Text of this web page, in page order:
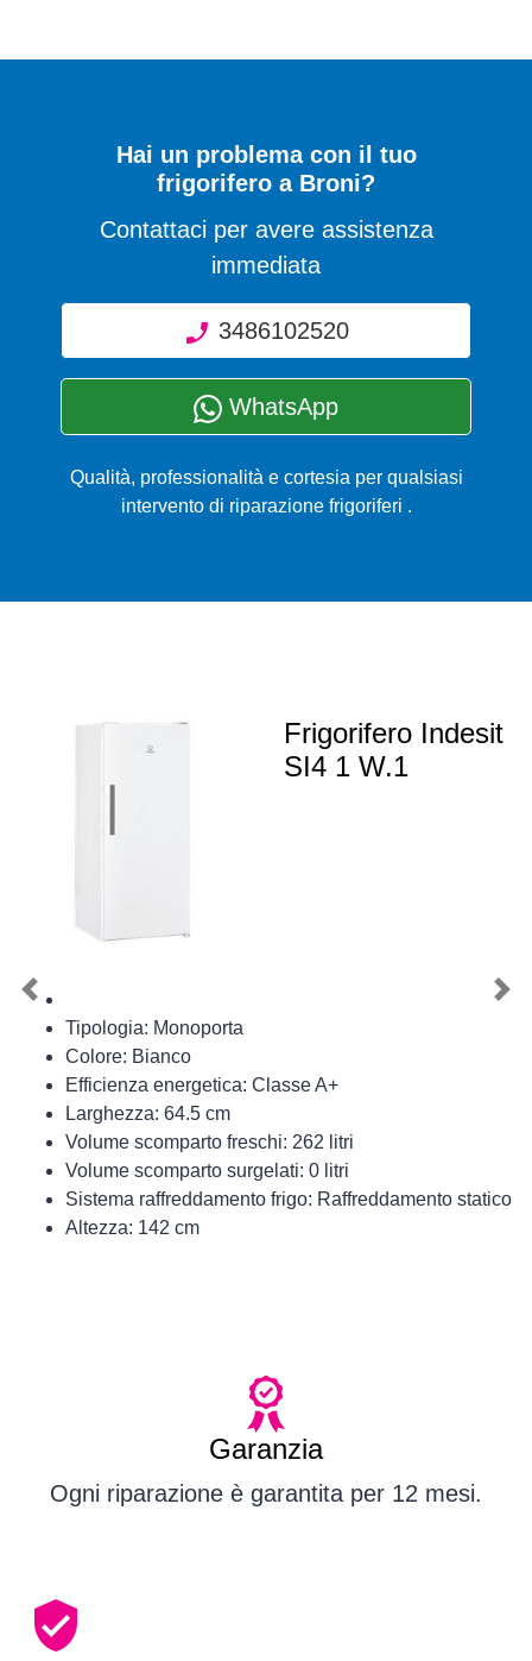
Hai un problema con il tuo
frigorifero a Broni?
Contattaci per avere assistenza
immediata
3486102520
WhatsApp
Qualità, professionalità e cortesia per qualsiasi
intervento di riparazione frigoriferi .
Frigorifero Indesit
SI4 1 W.1
Tipologia: Monoporta
Colore: Bianco
Efficienza energetica: Classe A+
Larghezza: 64.5 cm
Volume scomparto freschi: 262 litri
Volume scomparto surgelati: 0 litri
Sistema raffreddamento frigo: Raffreddamento statico
Altezza: 142 cm
Previous
Garanzia
Ogni riparazione è garantita per 12 mesi.